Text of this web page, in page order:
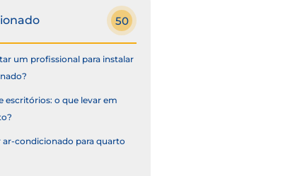
50
um profissional para instalar
escritórios: o que levar em
ar-condicionado para quarto